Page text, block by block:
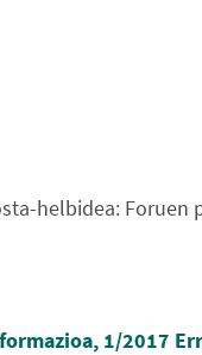
helbidea: Foruen
1/2017